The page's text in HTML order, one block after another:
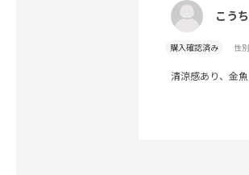
こう
購入確認済み 性
清涼感あり、金